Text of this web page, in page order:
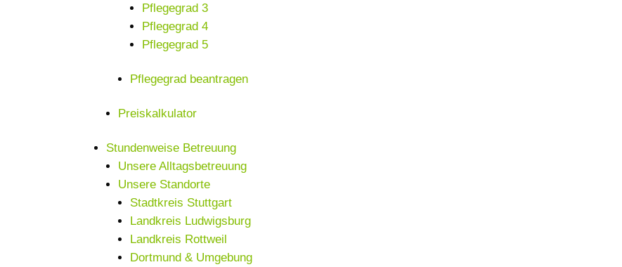
Pflegegrad 3
Pflegegrad 4
Pflegegrad 5
Pflegegrad beantragen
Preiskalkulator
Stundenweise Betreuung
Unsere Alltagsbetreuung
Unsere Standorte
Stadtkreis Stuttgart
Landkreis Ludwigsburg
Landkreis Rottweil
Dortmund & Umgebung